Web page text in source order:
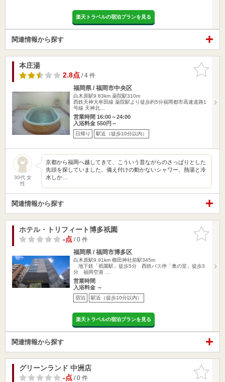
楽天トラベルの宿泊プランを見る
関連情報から探す
お気に入
りに追加
本庄湯
2.8点/ 4 件
福岡県 / 福岡市中央区
白木原駅9.83km 薬院駅310m
西鉄天神大牟田線 薬院駅より徒歩約5分福岡都市高速道路1
号線 天神北…
営業時間 16:00～24:00
入浴料金 550円～
日帰り 駅近（徒歩10分以内）
30代 女
性
京都から福岡へ越してきて、こういう昔ながらのさっぱりとした
先頭を探していました。備え付けの動かないシャワー、熱湯と冷
水しか…
関連情報から探す
お気に入
りに追加
ホテル・トリフィート博多祇園
-点/ 0 件
福岡県 / 福岡市博多区
白木原駅9.91km 櫛田神社前駅345m
地下鉄「祇園駅」徒歩5分 西鉄バス停「奥の堂」徒歩3
分 福岡空港 …
営業時間
入浴料金 ～
宿泊 駅近（徒歩10分以内）
楽天トラベルの宿泊プランを見る
関連情報から探す
お気に入
りに追加
グリーンランド 中洲店
-点/ 0 件